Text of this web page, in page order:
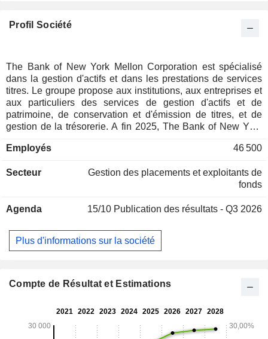
Profil Société
The Bank of New York Mellon Corporation est spécialisé
dans la gestion d'actifs et dans les prestations de services
titres. Le groupe propose aux institutions, aux entreprises et
aux particuliers des services de gestion d'actifs et de
patrimoine, de conservation et d'émission de titres, et de
gestion de la trésorerie. A fin 2025, The Bank of New York
conservation et sous administration et 2 200 MdsUSD
Employés 46 500
Secteur
Gestion des placements et exploitants de
fonds
Agenda 15/10 Publication des résultats - Q3 2026
Plus d'informations sur la société
Compte de Résultat et Estimations